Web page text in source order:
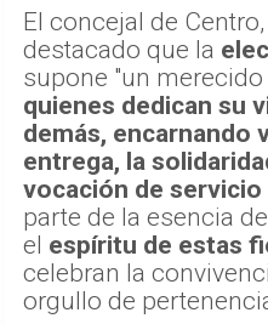
El concejal de Centro,
destacado que la
supone "un merecido
quienes dedican su
demás, encarnando
entrega, la
vocación de servicio
parte de la esencia
el espíritu de estas
celebran la
orgullo de